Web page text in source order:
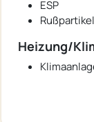
ESP
Heizung/